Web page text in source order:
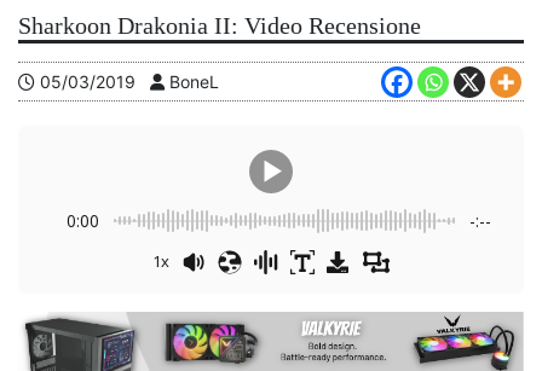
Sharkoon Drakonia II: Video Recensione
05/03/2019 BoneL
0:00 -:--
1x